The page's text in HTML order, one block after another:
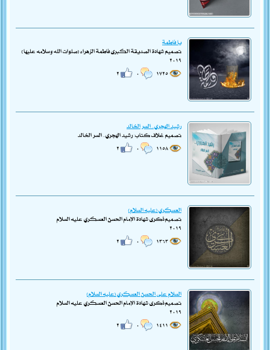
يا فاطمة
تصميم شهادة الصديقة الكبرى فاطمة الزهراء (صلوات الله وسلامه عليها)
٢٠١٩
رشيد الهجري.. السر الخالد
تصميم غلاف كتاب: رشيد الهجري.. السر الخالد
العسكري (عليه السلام)
تصميم ذكرى شهادة الإمام الحسن العسكري عليه السلام
٢٠١٩
السلام على الحسن العسكري (عليه السلام)
تصميم ذكرى شهادة الإمام الحسن العسكري عليه السلام
٢٠١٩